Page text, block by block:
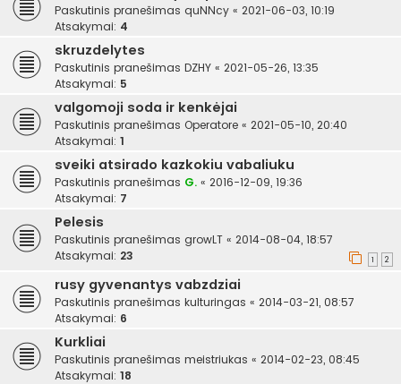
Paskutinis pranešimas quNNcy « 2021-06-03, 10:19
Atsakymai: 4
skruzdelytes
Paskutinis pranešimas DZHY « 2021-05-26, 13:35
Atsakymai: 5
valgomoji soda ir kenkėjai
Paskutinis pranešimas Operatore « 2021-05-10, 20:40
Atsakymai: 1
sveiki atsirado kazkokiu vabaliuku
Paskutinis pranešimas G. « 2016-12-09, 19:36
Atsakymai: 7
Pelesis
Paskutinis pranešimas growLT « 2014-08-04, 18:57
Atsakymai: 23 1 2
rusy gyvenantys vabzdziai
Paskutinis pranešimas kulturingas « 2014-03-21, 08:57
Atsakymai: 6
Kurkliai
Paskutinis pranešimas meistriukas « 2014-02-23, 08:45
Atsakymai: 18